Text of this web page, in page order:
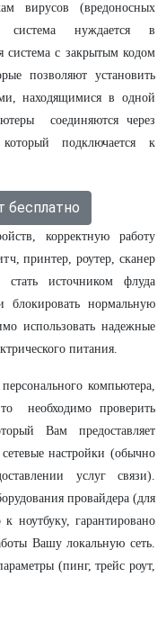
вирусов (вредоносных
система нуждается в
система с закрытым кодом
позволяют установить
находящимися в одной
соединяются через
подключается к
бесплатно
корректную работу
принтер, роутер, сканер
источником флуда
блокировать нормальную
использовать надежные
питания.
компьютера,
необходимо проверить
Вам предоставляет
настройки (обычно
услуг связи).
провайдера (для
ноутбуку, гарантировано
Вашу локальную сеть.
(пинг, трейс роут,